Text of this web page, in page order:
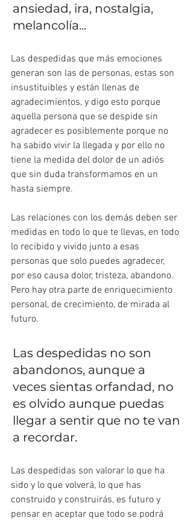
ansiedad, ira, nostalgia,
melancolía...
Las despedidas que más emociones
generan son las de personas, estas son
insustituibles y están llenas de
agradecimientos, y digo esto porque
aquella persona que se despide sin
agradecer es posiblemente porque no
ha sabido vivir la llegada y por ello no
tiene la medida del dolor de un adiós
que sin duda transformamos en un
hasta siempre.
Las relaciones con los demás deben ser
medidas en todo lo que te llevas, en todo
lo recibido y vivido junto a esas
personas que solo puedes agradecer,
por eso causa dolor, tristeza, abandono.
Pero hay otra parte de enriquecimiento
personal, de crecimiento, de mirada al
futuro.
Las despedidas no son
abandonos, aunque a
veces sientas orfandad, no
es olvido aunque puedas
llegar a sentir que no te van
a recordar.
Las despedidas son valorar lo que ha
sido y lo que volverá, lo que has
construido y construirás, es futuro y
pensar en aceptar que todo se podrá